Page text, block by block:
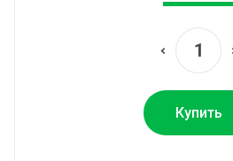
Купить